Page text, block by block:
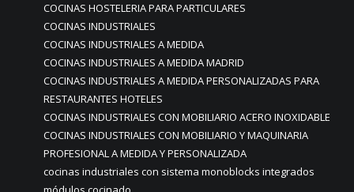
COCINAS HOSTELERIA PARA PARTICULARES
COCINAS INDUSTRIALES
COCINAS INDUSTRIALES A MEDIDA
COCINAS INDUSTRIALES A MEDIDA MADRID
COCINAS INDUSTRIALES A MEDIDA PERSONALIZADAS PARA
RESTAURANTES HOTELES
COCINAS INDUSTRIALES CON MOBILIARIO ACERO INOXIDABLE
COCINAS INDUSTRIALES CON MOBILIARIO Y MAQUINARIA
PROFESIONAL A MEDIDA Y PERSONALIZADA
cocinas industriales con sistema monoblocks integrados